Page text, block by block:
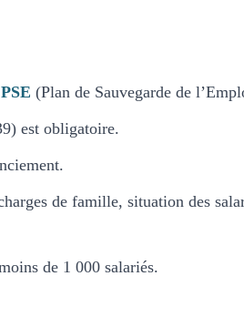
PSE (Plan de Sauvegarde de
est obligatoire.
de famille, situation des
de 1 000 salariés.